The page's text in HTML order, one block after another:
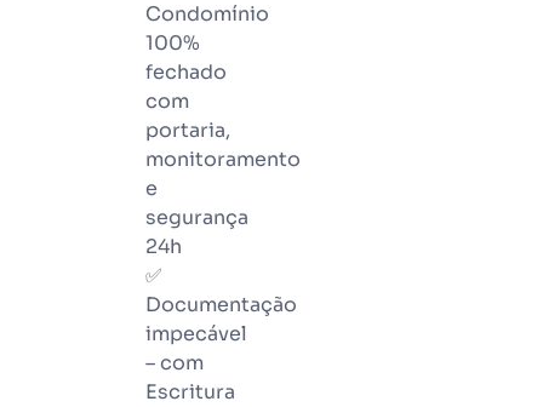
Condomínio
100%
fechado
com
portaria,
monitoramento
e
segurança
24h
✅
Documentação
impecável
– com
Escritura